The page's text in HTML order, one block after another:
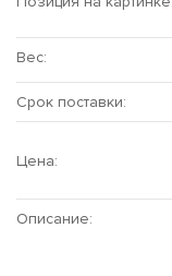
Вес:
Срок поставки:
Цена:
Описание: